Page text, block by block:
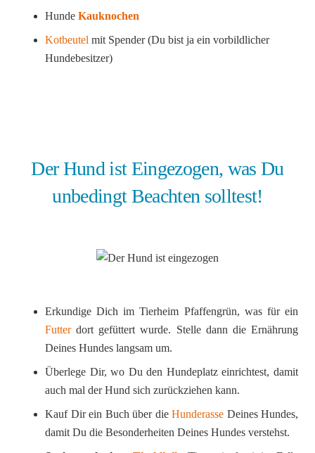
Hunde Kauknochen
Kotbeutel mit Spender (Du bist ja ein vorbildlicher
Hundebesitzer)
Der Hund ist Eingezogen, was Du
unbedingt Beachten solltest!
Erkundige Dich im Tierheim Pfaffengrün, was für ein
Futterdort gefüttert wurde. Stelle dann die Ernährung
Deines Hundes langsam um.
Überlege Dir, wo Du den Hundeplatz einrichtest, damit
auch mal der Hund sich zurückziehen kann.
Kauf Dir ein Buch über die Hunderasse Deines Hundes,
damit Du die Besonderheiten Deines Hundes verstehst.